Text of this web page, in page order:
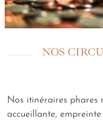
NOS
Nos itinéraires phares
accueillante,